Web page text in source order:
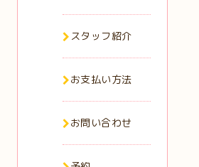
スタッフ紹介
お支払い方法
お問い合わせ